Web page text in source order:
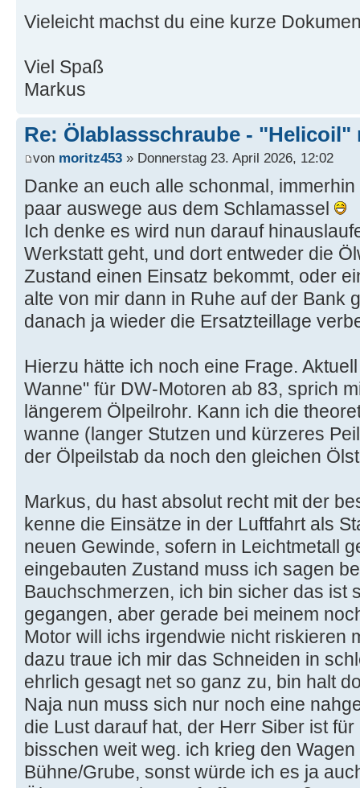
Vieleicht machst du eine kurze
Viel Spaß
Markus
Re: Ölablassschraube - "Helicoil"
von moritz453 » Donnerstag 23. April 2026, 12:02
Danke an euch alle schonmal,
paar auswege aus dem Schlamassel
Ich denke es wird nun darauf
Werkstatt geht, und dort entweder die
Zustand einen Einsatz bekommt, oder
alte von mir dann in Ruhe auf der Bank
danach ja wieder die Ersatzteillage
Hierzu hätte ich noch eine Frage.
Wanne" für DW-Motoren ab 83, sprich
längerem Ölpeilrohr. Kann ich die
wanne (langer Stutzen und kürzeres
der Ölpeilstab da noch den gleichen
Markus, du hast absolut recht mit der
kenne die Einsätze in der Luftfahrt als
neuen Gewinde, sofern in Leichtmetall
eingebauten Zustand muss ich sagen
Bauchschmerzen, ich bin sicher das ist
gegangen, aber gerade bei meinem
Motor will ichs irgendwie nicht riskieren
dazu traue ich mir das Schneiden in
ehrlich gesagt net so ganz zu, bin halt
Naja nun muss sich nur noch eine
die Lust darauf hat, der Herr Siber ist
bisschen weit weg. ich krieg den
Bühne/Grube, sonst würde ich es ja